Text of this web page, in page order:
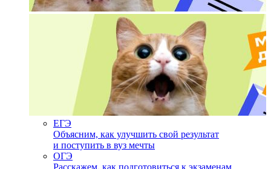
ЕГЭ
Объясним, как улучшить свой результат
и поступить в вуз мечты
ОГЭ
Расскажем, как подготовиться к экзаменам